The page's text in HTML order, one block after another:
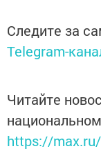
Следите за
Telegram-
Читайте
https://